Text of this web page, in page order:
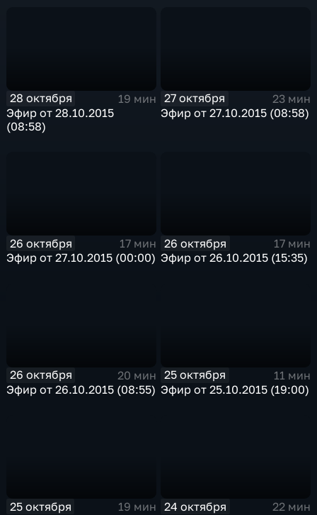
28 октября
19 мин
Эфир от 28.10.2015
(08:58)
27 октября
23 мин
Эфир от 27.10.2015 (08:58)
26 октября
17 мин
Эфир от 27.10.2015 (00:00)
26 октября
17 мин
Эфир от 26.10.2015 (15:35)
26 октября
20 мин
Эфир от 26.10.2015 (08:55)
25 октября
11 мин
Эфир от 25.10.2015 (19:00)
25 октября
19 мин
24 октября
22 мин